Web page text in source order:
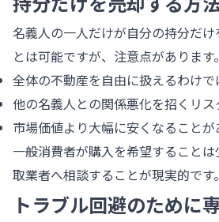
名義人の一人だけが自分の持分だ
とは可能ですが、注意点があります。
全体の不動産を自由に扱えるわけで
他の名義人との関係悪化を招くリス
市場価値より大幅に安くなることが
一般消費者が購入を希望すること
取業者へ相談することが現実的です。
トラブル回避のために